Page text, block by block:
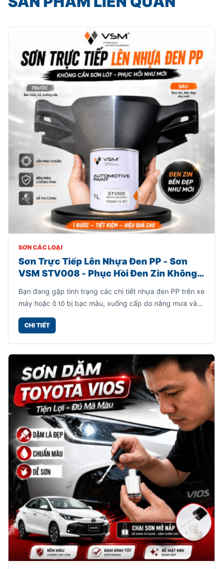
SƠN CÁC LOẠI
Sơn Trực Tiếp Lên Nhựa Đen PP - Sơn
VSM STV008 - Phục Hồi Đen Zin Không
Bạn đang gặp tình trạng các chi tiết nhựa đen PP trên xe
máy hoặc ô tô bị bạc màu, xuống cấp do nắng mưa và
giúp phục hồi bề mặt nhựa đen nhanh chóng, tiết kiệm
CHI TIẾT